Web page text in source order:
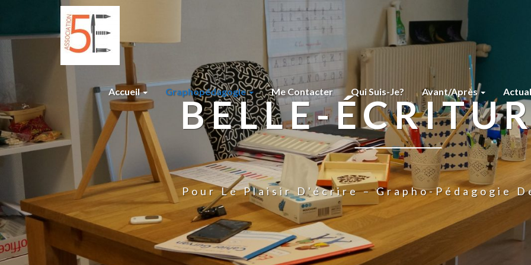
Accueil Graphopédagogie Me Contacter Qui Suis-Je? Avant/Après
BELLE-
Pour Le Plaisir D'écrire – Grapho-Pédagogie